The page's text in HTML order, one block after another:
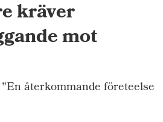
kräver
mot
återkommande företeelse